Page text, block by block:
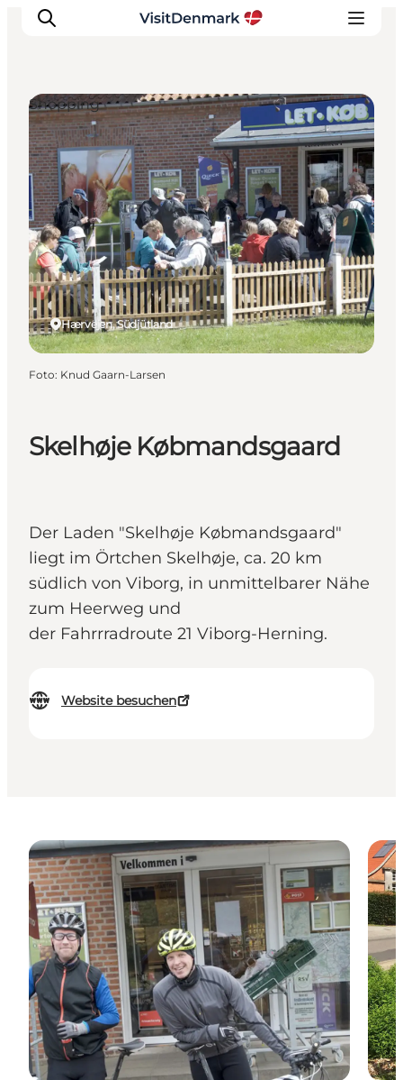
Inspiration
Regionen
Erlebnisse
Unterkünfte
Reiseplanung
Skelhøje Købmandsgaard
Der Laden "Skelhøje Købmandsgaard"
liegt im Örtchen Skelhøje, ca. 20 km
südlich von Viborg, in unmittelbarer Nähe
zum Heerweg und
der Fahrrradroute 21 Viborg-Herning.
Website besuchen
Hærvejen, Südjütland
Shopping
Foto: Knud Gaarn-Larsen